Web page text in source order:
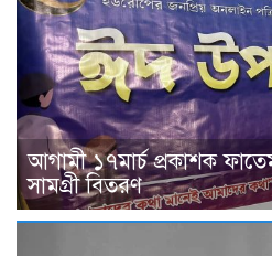
আগামী ১৭মার্চ প্রকাশক
সামগ্রী বিতরণ